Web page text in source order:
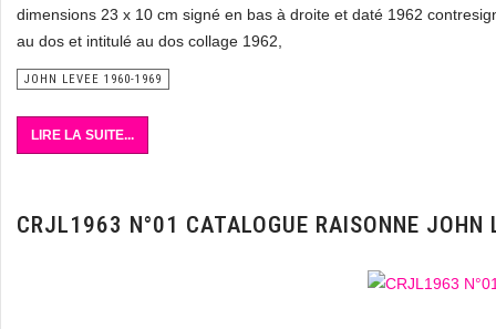
dimensions 23 x 10 cm signé en bas à droite et daté 1962
au dos et intitulé au dos collage 1962,
JOHN LEVEE 1960-1969
LIRE LA SUITE...
CRJL1963 N°01 CATALOGUE RAISONNE JOHN